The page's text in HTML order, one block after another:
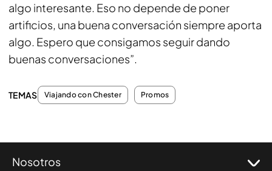
algo interesante. Eso no depende de poner
artificios, una buena conversación siempre aporta
algo. Espero que consigamos seguir dando
buenas conversaciones”.
TEMAS Viajando con Chester Promos
Nosotros